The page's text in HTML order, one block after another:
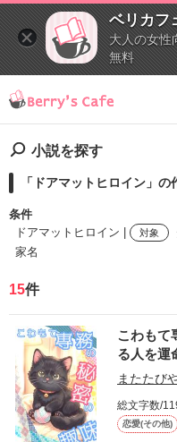
ベリカフ
大人の女性
無料
小説を探す
「ドアマットヒロイン」
条件
ドアマットヒロイン |
対象
家名
検索ワード
詳しく検索
15件
こわもて
る人を運
またたび
総文字数/
恋愛(その他)